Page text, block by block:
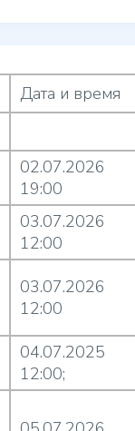
Дата и время
02.07.2026
19:00
03.07.2026
12:00
03.07.2026
12:00
04.07.2025
12:00;